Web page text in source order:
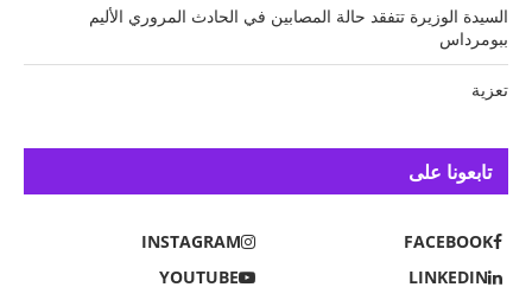
السيدة الوزيرة تتفقد حالة المصابين في الحادث المروري الأليم
ببومرداس
تعزية
تابعونا على
FACEBOOK
INSTAGRAM
LINKEDIN
YOUTUBE